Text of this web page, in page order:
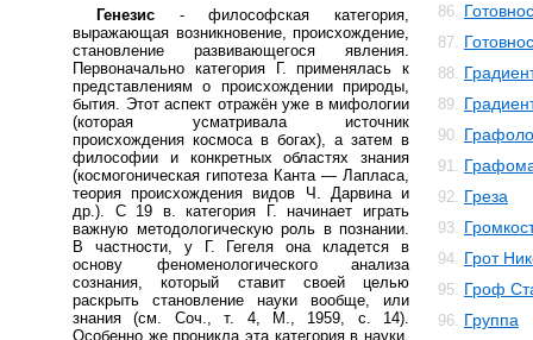
Генезис - философская категория,
выражающая возникновение, происхождение,
становление развивающегося явления.
Первоначально категория Г. применялась к
представлениям о происхождении природы,
бытия. Этот аспект отражён уже в мифологии
(которая усматривала источник
происхождения космоса в богах), а затем в
философии и конкретных областях знания
(космогоническая гипотеза Канта — Лапласа,
теория происхождения видов Ч. Дарвина и
др.). С 19 в. категория Г. начинает играть
важную методологическую роль в познании.
В частности, у Г. Гегеля она кладется в
основу феноменологического анализа
сознания, который ставит своей целью
раскрыть становление науки вообще, или
знания (см. Соч., т. 4, М., 1959, с. 14).
Особенно же проникла эта категория в науки,
86.
87.
88.
89.
90.
91.
92. Греза
93.
94. Грот
95. Гроф
96. Группа